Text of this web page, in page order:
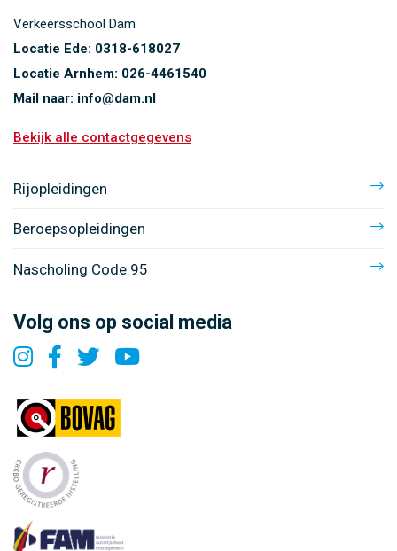
Verkeersschool Dam
Locatie Ede: 0318-618027
Locatie Arnhem: 026-4461540
Mail naar: info@dam.nl
Bekijk alle contactgegevens
Rijopleidingen
Beroepsopleidingen
Nascholing Code 95
Volg ons op social media